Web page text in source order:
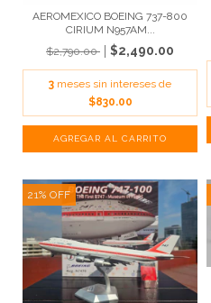
AEROMEXICO BOEING 737-800
CIRIUM N957AM...
$2,790.00
$2,490.00
3 meses sin intereses de
$830.00
21% OFF